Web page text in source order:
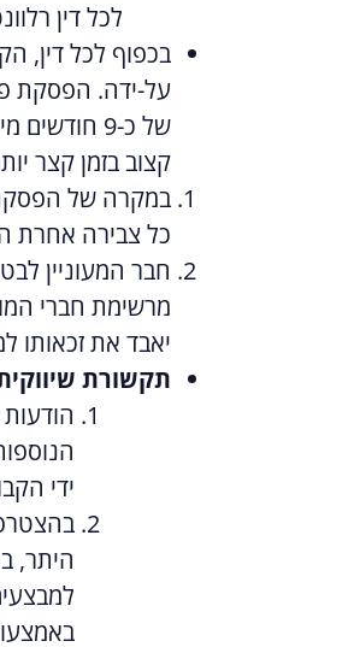
לכל דין
בכפוף לכל דין,
על-ידה. הפסקת
של כ-9
קצוב בזמן קצר
במקרה של הפסקת
כל צבירה אחרת
חבר המעוניין
יאבד את זכאותו
תקשורת
ידי